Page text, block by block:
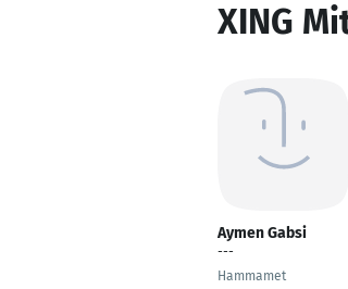
XING
Aymen Gabsi
---
Hammamet